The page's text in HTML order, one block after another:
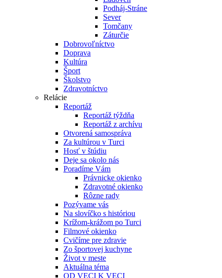
Podháj-Stráne
Sever
Tomčany
Záturčie
Dobrovoľníctvo
Doprava
Kultúra
Šport
Školstvo
Zdravotníctvo
Relácie
Reportáž
Reportáž týždňa
Reportáž z archívu
Otvorená samospráva
Za kultúrou v Turci
Hosť v štúdiu
Deje sa okolo nás
Poradíme Vám
Právnicke okienko
Zdravotné okienko
Rôzne rady
Pozývame vás
Na slovíčko s históriou
Krížom-krážom po Turci
Filmové okienko
Cvičíme pre zdravie
Zo športovej kuchyne
Život v meste
Aktuálna téma
OD VECI K VECI